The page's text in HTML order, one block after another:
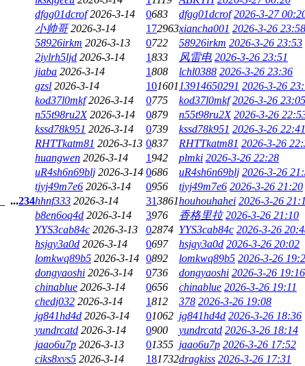
dfgg01dcrof 2026-3-14 0683 dfgg01dcrof 2026-3-27
小帅哥 2026-3-14 172963xiancha001 2026-3-26 23:58
58926irkm 2026-3-13 0722 58926irkm 2026-3-26 23:53
2iylrh5ljd 2026-3-14 1833 风雷电 2026-3-26 23:51
jiaba 2026-3-14 1808 lchl0388 2026-3-26 23:36
gzsl 2026-3-14 101601 13914650291 2026-3-26
kod37l0mkf 2026-3-14 0775 kod37l0mkf 2026-3-26 23:05
n55t98ru2X 2026-3-14 0879 n55t98ru2X 2026-3-26
kssd78k951 2026-3-14 0739 kssd78k951 2026-3-26 22:41
RHTTkatm81 2026-3-13 0837 RHTTkatm81 2026-3-26
huangwen 2026-3-14 1942 plmki 2026-3-26 22:28
uR4sh6n69blj 2026-3-14 0686 uR4sh6n69blj 2026-3-26
tjyj49m7e6 2026-3-14 0956 tjyj49m7e6 2026-3-26 21:20
...234hhnf333 2026-3-14 313861houhouhahei 2026-3-26
b8en6oq4d 2026-3-14 3976 香格里拉 2026-3-26 21:10
YYS3cab84c 2026-3-13 02874 YYS3cab84c 2026-3-26
hsjgy3a0d 2026-3-14 0697 hsjgy3a0d 2026-3-26 20:02
lomkwq89b5 2026-3-14 0892 lomkwq89b5 2026-3-26
dongyaoshi 2026-3-14 0736 dongyaoshi 2026-3-26 19:16
chinablue 2026-3-14 0656 chinablue 2026-3-26 19:11
chedj032 2026-3-14 1812 378 2026-3-26 19:08
jg841hd4d 2026-3-14 01062 jg841hd4d 2026-3-26 18:36
yundrcatd 2026-3-14 0900 yundrcatd 2026-3-26 18:14
jaao6u7p 2026-3-13 01355 jaao6u7p 2026-3-26 17:52
ciks8xvs5 2026-3-14 181732dragkiss 2026-3-26 17:31